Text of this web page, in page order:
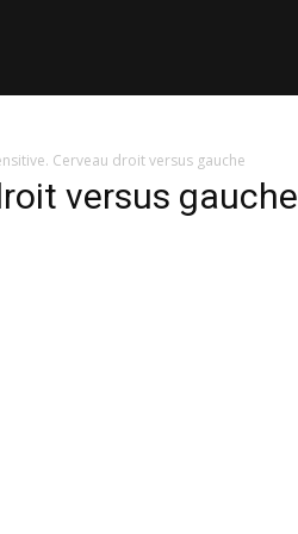
Cerveau droit versus gauche
versus gauche